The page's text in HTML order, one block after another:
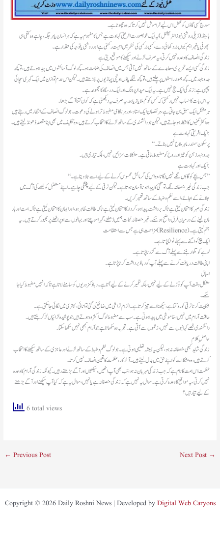
سورج کسی گاؤں کو محض اس لیے فراموش نہیں کرتا کہ وہ چھوٹا ہے۔
​ہالینڈ(ڈیلی روشنی نیوز انٹرنیشنل )یہ ایک خوبصورت افریقی کہاوت ہے جس کا مفہوم یہ ہے کہ ہر انسان یا ہر جگہ، چاہے وہ کتنی ہی
چھوٹی یا غیر اہم کیوں نہ دکھائی دے، کسی نہ کسی کی نظر میں اہمیت رکھتی ہے اور روشنی یا توجہ کی حقدار ہے۔
زندگی انصاف کا وعدہ نہیں کرتی، یہ صرف لڑنے اور سیکھنے کا موقع دیتی ہے
زندگی کسی ایسے تحریری معاہدے کے ساتھ نہیں آتی جس میں انصاف کی ضمانت ہو۔ کچھ لوگ آسائشوں میں پیدا ہوتے ہیں، تو کچھ
جدوجہد میں۔ کچھ ہموار راستوں پر چلتے ہیں، تو کچھ ننگے پاؤں اونچی پہاڑیوں پر چڑھتے ہیں۔ لیکن اس عدم توازن میں ایک گہری سچائی
چھپی ہے: زندگی ایک جج نہیں ہے۔ یہ ایک میدانِ جنگ اور ایک درسگاہ کا مجموعہ ہے۔
یہ اس بات کا حساب نہیں رکھتی کہ کس کو کم ملا یا زیادہ۔ یہ صرف یہ دیکھتی ہے کہ کون کتنا آگے بڑھا۔
ہر مشکل ایک سبق بن جاتی ہے، ہر نقصان ایک استاد، اور ہر ناکامی مضبوط تر ہونے کی دعوت۔ جو لوگ انصاف کے انتظار میں رہتے ہیں
وہ اکثر تلخیوں کا شکار ہو جاتے ہیں، لیکن جو دانشمندی کے ساتھ لڑنے کا انتخاب کرتے ہیں، وہ تکلیف میں بھی اپنا مقصد ڈھونڈ لیتے ہیں۔
ایک افریقی کہاوت ہے:
“پرسکون سمندر ماہر ملاح نہیں بناتے۔
جدوجہد ذہن کو تیز اور روح کو مضبوط بناتی ہے۔ مشکلات سزائیں نہیں، بلکہ تیاری ہیں۔
ایک اور کہاوت ہے:
“جس بچے کو گاؤں گلے نہیں لگاتا، وہ اس کی گرمائش محسوس کرنے کے لیے اسے جلا دیتا ہے۔”
جب زندگی غیر منصفانہ لگے، تو تلخی کا پیدا ہونا آسان ہوتا ہے۔ لیکن ترقی کے لیے پختگی چاہیے۔ اپنے مستقبل کو غصے کی آگ میں
جلانے کے بجائے، اسے نظم و ضبط کے ساتھ تعمیر کریں۔
زندگی صبر کا امتحان لیتی ہے تاکہ برداشت پیدا ہو، کردار کا امتحان لیتی ہے تاکہ طاقت ظاہر ہو، اور ایمان کا امتحان لیتی ہے تاکہ ہمت اور ہار
مان لینے کے درمیان فرق واضح ہو سکے۔ غیر منصفانہ لمحات ہمیں ڈھلنے، گہرا سوچنے اور بہانوں سے اوپر اٹھنے پر مجبور کرتے ہیں۔ یہ
مزاحمت ہی ہے جس سے استقامت (Resilience) جنم لیتی ہے۔
ایک بیج کو اگنے سے پہلے ٹوٹنا پڑتا ہے۔
لوہے کو تلوار بننے سے پہلے آگ سے گزرنا پڑتا ہے۔
اپنی طاقت دریافت کرنے سے پہلے آپ کو دباؤ برداشت کرنا پڑتا ہے۔
اسباق
مشکل وقت آپ کو توڑنے کے لیے نہیں، بلکہ تعمیر کرنے کے لیے آتا ہے۔ دباؤ کمزوریوں کو سامنے لاتا ہے تاکہ انہیں مضبوط کیا جا
سکے۔
شکایت کرنا ترقی کو روکتا ہے، سیکھنا اسے تیز کرتا ہے۔ الزام تراشی میں ضائع کی گئی توانائی، بہتری میں لگائی جا سکتی ہے۔
طاقت آرام میں نہیں، خاموشی میں پیدا ہوتی ہے۔ سب سے مضبوط لوگ اکثر وہ ہوتے ہیں جو پوشیدہ لڑائیاں لڑ کر بنتے ہیں۔
دانشمندی قصے کہانیوں سے نہیں، زخموں سے آتی ہے۔ تجربہ وہ سکھاتا ہے جو آرام کبھی نہیں سکھا سکتا۔
حاصلِ کلام
زندگی شاید کبھی منصفانہ نہ ہو، لیکن یہ ہمیشہ تعلیمی ہوتی ہے۔ جو لوگ نظم و ضبط کے ساتھ لڑنے اور عاجزی کے ساتھ سیکھنے کا انتخاب
کرتے ہیں، وہ مشکلات کو اپنے حق میں بدل لیتے ہیں۔ آخرکار، عظمت کا تعین انصاف نہیں کرتا۔
عظمت اس ہمت کا نام ہے کہ جب زندگی مہربان نہ ہو، تب بھی آپ اٹھیں، سیکھیں اور آگے بڑھتے رہیں۔ کیونکہ زندگی آرام کا وعدہ
نہیں کرتی، یہ مواقع کا وعدہ کرتی ہے۔ سوال یہ نہیں ہے کہ زندگی منصفانہ ہے یا نہیں، سوال یہ ہے کہ کیا آپ سیکھنے اور آگے بڑھنے
کے لیے تیار ہیں؟
6 total views
← Previous Post Next Post →
Copyright © 2026 Daily Roshni News | Developed by Digital Web Caryons